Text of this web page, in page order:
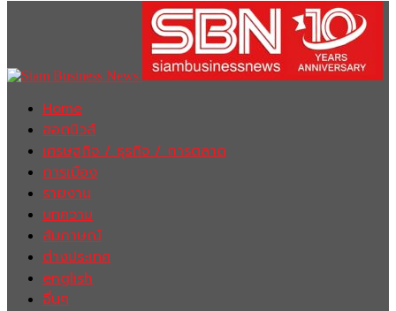
Home
ฮอตนิวส์
เศรษฐกิจ / ธุรกิจ / การตลาด
การเมือง
รายงาน
บทความ
สัมภาษณ์
ต่างประเทศ
english
อื่นๆ